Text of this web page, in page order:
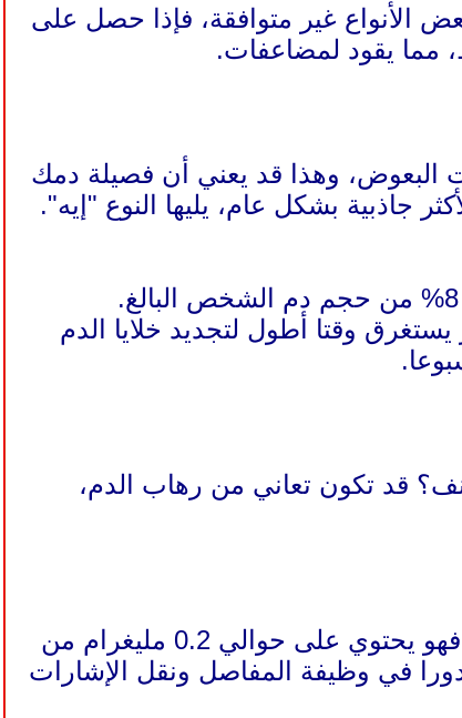
الأنواع غير متوافقة، فإذا حصل على
مما يقود لمضاعفات.
البعوض، وهذا قد يعني أن فصيلة دمك
جاذبية بشكل عام، يليها النوع "إيه".
ساعة تقريبا، لكن الأمر يستغرق وقتا أطول لتجديد خلايا الدم
قد تكون تعاني من رهاب الدم،
الدم ليس حيويا للبقاء على قيد الحياة فحسب، بل إنه ذو قيمة لسبب آخر، فهو يحتوي على حوالي 0.2 مليغرام من
في وظيفة المفاصل ونقل الإشارات